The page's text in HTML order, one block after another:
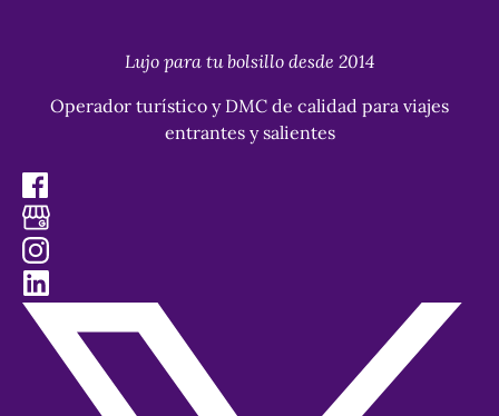
Lujo para tu bolsillo desde 2014
Operador turístico y DMC de calidad para viajes
entrantes y salientes